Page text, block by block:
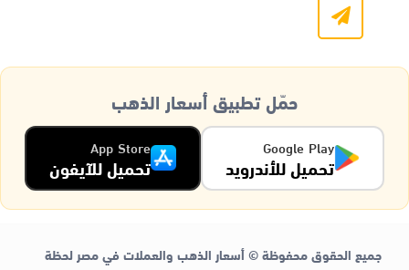
حمّل تطبيق أسعار الذهب
Google Play
تحميل للأندرويد
App Store
تحميل للآيفون
جميع الحقوق محفوظة © أسعار الذهب والعملات في مصر لحظة